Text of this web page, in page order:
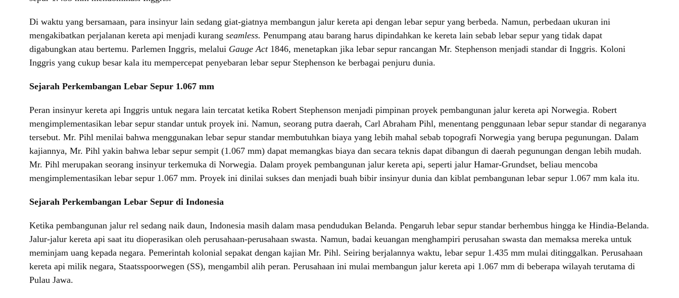
Di waktu yang bersamaan, para insinyur lain sedang giat-giatnya membangun jalur kereta api dengan lebar sepur yang berbeda. Namun, perbedaan ukuran ini
mengakibatkan perjalanan kereta api menjadi kurang seamless. Penumpang atau barang harus dipindahkan ke kereta lain sebab lebar sepur yang tidak dapat
digabungkan atau bertemu. Parlemen Inggris, melalui Gauge Act 1846, menetapkan jika lebar sepur rancangan Mr. Stephenson menjadi standar di Inggris. Koloni
Inggris yang cukup besar kala itu mempercepat penyebaran lebar sepur Stephenson ke berbagai penjuru dunia.
Sejarah Perkembangan Lebar Sepur 1.067 mm
Peran insinyur kereta api Inggris untuk negara lain tercatat ketika Robert Stephenson menjadi pimpinan proyek pembangunan jalur kereta api Norwegia. Robert
mengimplementasikan lebar sepur standar untuk proyek ini. Namun, seorang putra daerah, Carl Abraham Pihl, menentang penggunaan lebar sepur standar di negaranya
tersebut. Mr. Pihl menilai bahwa menggunakan lebar sepur standar membutuhkan biaya yang lebih mahal sebab topografi Norwegia yang berupa pegunungan. Dalam
kajiannya, Mr. Pihl yakin bahwa lebar sepur sempit (1.067 mm) dapat memangkas biaya dan secara teknis dapat dibangun di daerah pegunungan dengan lebih mudah.
Mr. Pihl merupakan seorang insinyur terkemuka di Norwegia. Dalam proyek pembangunan jalur kereta api, seperti jalur Hamar-Grundset, beliau mencoba
mengimplementasikan lebar sepur 1.067 mm. Proyek ini dinilai sukses dan menjadi buah bibir insinyur dunia dan kiblat pembangunan lebar sepur 1.067 mm kala itu.
Sejarah Perkembangan Lebar Sepur di Indonesia
Ketika pembangunan jalur rel sedang naik daun, Indonesia masih dalam masa pendudukan Belanda. Pengaruh lebar sepur standar berhembus hingga ke Hindia-Belanda.
Jalur-jalur kereta api saat itu dioperasikan oleh perusahaan-perusahaan swasta. Namun, badai keuangan menghampiri perusahan swasta dan memaksa mereka untuk
meminjam uang kepada negara. Pemerintah kolonial sepakat dengan kajian Mr. Pihl. Seiring berjalannya waktu, lebar sepur 1.435 mm mulai ditinggalkan. Perusahaan
kereta api milik negara, Staatsspoorwegen (SS), mengambil alih peran. Perusahaan ini mulai membangun jalur kereta api 1.067 mm di beberapa wilayah terutama di
Pulau Jawa.